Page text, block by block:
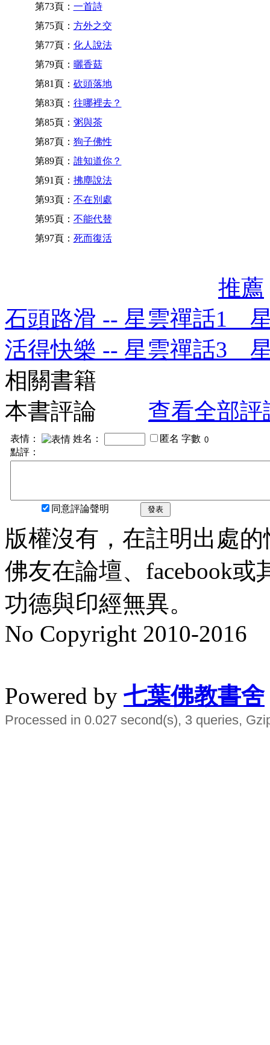
第73頁： 一首詩
第75頁： 方外之交
第77頁： 化人說法
第79頁： 曬香菇
第81頁： 砍頭落地
第83頁： 往哪裡去？
第85頁： 粥與茶
第87頁： 狗子佛性
第89頁： 誰知道你？
第91頁： 拂塵說法
第93頁： 不在別處
第95頁： 不能代替
第97頁： 死而復活
推薦
石頭路滑 -- 星雲禪話1
活得快樂 -- 星雲禪話3
相關書籍
本書評論
查看全部評
表情： 姓名： 匿名 字數
點評：
同意評論聲明 發表
版權沒有，在註明出處
佛友在論壇、facebook
功德與印經無異。
No Copyright 2010-2016
Powered by 七葉佛教書舍
Processed in 0.027 second(s), 3 queries,